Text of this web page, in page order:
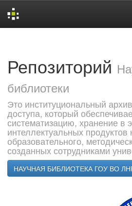
Репозиторий
библиотеки
Это институциональный
доступа, который
систематизацию, хранение в
интеллектуальных продуктов
образовательного,
созданных сотрудниками
НАУЧНАЯ БИБЛИОТЕКА ГОУ ВО